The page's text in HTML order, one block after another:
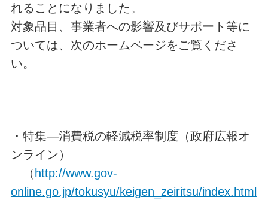
れることになりました。
対象品目、事業者への影響及びサポート等に
ついては、次のホームページをご覧くださ
い。
・特集―消費税の軽減税率制度（政府広報オ
ンライン）
（ http://www.gov-
online.go.jp/tokusyu/keigen_zeiritsu/index.html